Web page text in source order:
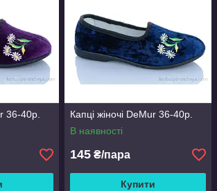
36-40р.
Капці жіночі DeMur 36-40р.
В наявності
145 ₴/пара
Купити